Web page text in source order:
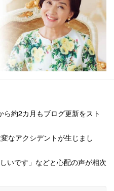
約2カ月もブログ更新をスト
なアクシデントが生じまし
いです」などと心配の声が相次